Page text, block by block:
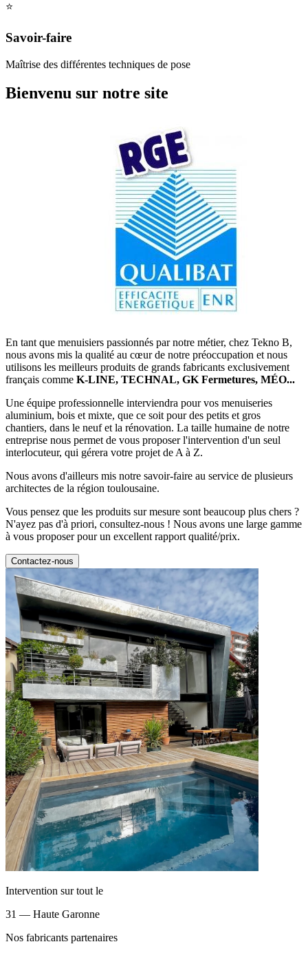
⭐
Savoir-faire
Maîtrise des différentes techniques de pose
Bienvenu sur notre site
En tant que menuisiers passionnés par notre métier, chez Tekno B,
nous avons mis la qualité au cœur de notre préoccupation et nous
utilisons les meilleurs produits de grands fabricants exclusivement
français comme K-LINE, TECHNAL, GK Fermetures, MÉO...
Une équipe professionnelle interviendra pour vos menuiseries
aluminium, bois et mixte, que ce soit pour des petits et gros
chantiers, dans le neuf et la rénovation. La taille humaine de notre
entreprise nous permet de vous proposer l'intervention d'un seul
interlocuteur, qui gérera votre projet de A à Z.
Nous avons d'ailleurs mis notre savoir-faire au service de plusieurs
architectes de la région toulousaine.
Vous pensez que les produits sur mesure sont beaucoup plus chers ?
N'ayez pas d'à priori, consultez-nous ! Nous avons une large gamme
à vous proposer pour un excellent rapport qualité/prix.
Contactez-nous
Intervention sur tout le
31 — Haute Garonne
Nos fabricants partenaires